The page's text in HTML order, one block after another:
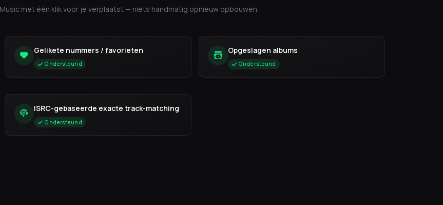
met één klik voor je verplaatst — niets handmatig opnieuw opbouwen.
Gelikete nummers / favorieten
Ondersteund
Opgeslagen albums
Ondersteund
ISRC-gebaseerde exacte track-matching
Ondersteund